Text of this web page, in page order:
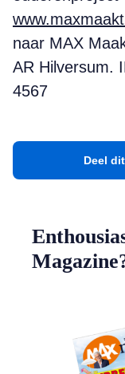
naar MAX
AR Hilversum.
4567
Deel